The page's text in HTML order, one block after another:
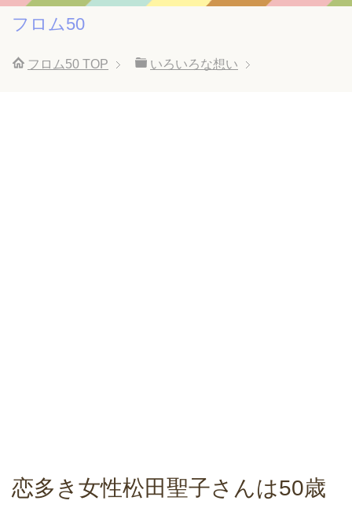
フロム50
フロム50 TOP いろいろな想い
恋多き女性松田聖子さんは50歳